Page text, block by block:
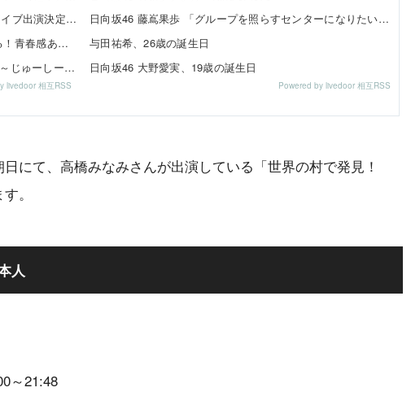
SKE48「Uta-Tube SPORTS FES.」公開収録ライブ出演決定！
伊藤虹々美さんの制服TikTok3連発が可愛すぎる！青春感あふれるダンス動画に注目✨
【SNSまとめ】「SKE48 SUMMER Tour 2026 ～じゅーしーすぷらっしゅ だぜ！～」東京公演 ベリー組 ...
livedoor 相互RSS
日向坂46 藤嶌果歩 「グループを照らすセンターになりたい」何倍もキラキラしたかほりんが降臨【坂道の火曜日】
与田祐希、26歳の誕生日
日向坂46 大野愛実、19歳の誕生日
Powered by livedoor 相互RSS
にて、高橋みなみさんが出演している「世界の村で発見！
。
人
～21:48